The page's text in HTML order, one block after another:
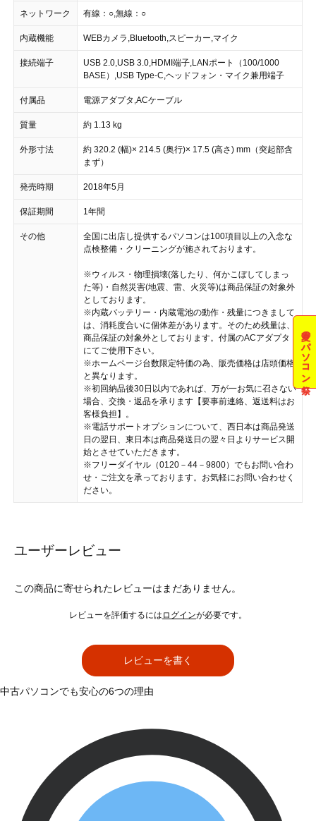
ネットワーク 有線：○,無線：○
内蔵機能 WEBカメラ,Bluetooth,スピーカー,マイク
接続端子
USB 2.0,USB 3.0,HDMI端子,LANポート（100/1000
BASE）,USB Type-C,ヘッドフォン・マイク兼用端子
付属品 電源アダプタ,ACケーブル
質量 約 1.13 kg
外形寸法
約 320.2 (幅)× 214.5 (奥行)× 17.5 (高さ) mm（突起部含
まず）
発売時期 2018年5月
保証期間 1年間
その他
全国に出店し提供するパソコンは100項目以上の入念な
点検整備・クリーニングが施されております。
※ウィルス・物理損壊(落したり、何かこぼしてしまっ
た等)・自然災害(地震、雷、火災等)は商品保証の対象外
としております。
※内蔵バッテリー・内蔵電池の動作・残量につきまして
は、消耗度合いに個体差があります。そのため残量は、
商品保証の対象外としております。付属のACアダプタ
にてご使用下さい。
※ホームページ台数限定特価の為、販売価格は店頭価格
と異なります。
※初回納品後30日以内であれば、万が一お気に召さない
場合、交換・返品を承ります【要事前連絡、返送料はお
客様負担】。
※電話サポートオプションについて、西日本は商品発送
日の翌日、東日本は商品発送日の翌々日よりサービス開
始とさせていただきます。
※フリーダイヤル（0120－44－9800）でもお問い合わ
せ・ご注文を承っております。お気軽にお問い合わせく
ださい。
ユーザーレビュー
この商品に寄せられたレビューはまだありません。
レビューを評価するには ログインが必要です。
レビューを書く
夏のパソコン祭
中古パソコンでも安心の6つの理由